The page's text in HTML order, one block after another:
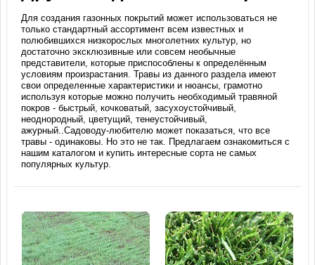
Для создания газонных покрытий может использоваться не
только стандартный ассортимент всем известных и
полюбившихся низкорослых многолетних культур, но
достаточно эксклюзивные или совсем необычные
представители, которые приспособлены к определённым
условиям произрастания. Травы из данного раздела имеют
свои определенные характеристики и нюансы, грамотно
используя которые можно получить необходимый травяной
покров - быстрый, кочковатый, засухоустойчивый,
неоднородный, цветущий, тенеустойчивый,
ажурный..Садоводу-любителю может показаться, что все
травы - одинаковы. Но это не так. Предлагаем ознакомиться с
нашим каталогом и купить интересные сорта не самых
популярных культур.